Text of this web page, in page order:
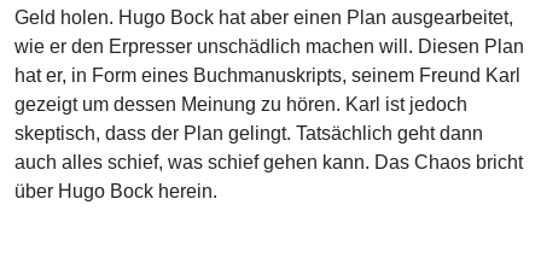
Geld holen. Hugo Bock hat aber einen Plan ausgearbeitet,
wie er den Erpresser unschädlich machen will. Diesen Plan
hat er, in Form eines Buchmanuskripts, seinem Freund Karl
gezeigt um dessen Meinung zu hören. Karl ist jedoch
skeptisch, dass der Plan gelingt. Tatsächlich geht dann
auch alles schief, was schief gehen kann. Das Chaos bricht
über Hugo Bock herein.